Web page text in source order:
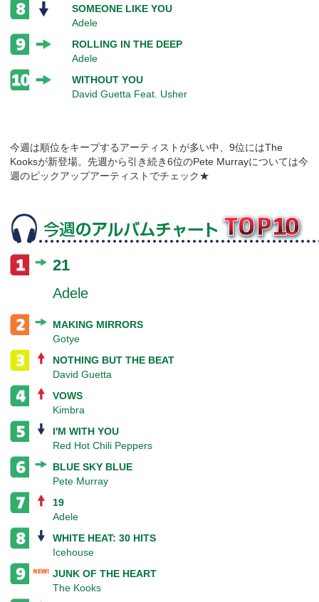
SOMEONE LIKE YOU
Adele
ROLLING IN THE DEEP
Adele
WITHOUT YOU
David Guetta Feat. Usher
今週は順位をキープするアーティストが多い中、9位にはThe
Kooksが新登場。先週から引き続き6位のPete Murrayについては今
週のピックアップアーティストでチェック★
21
Adele
MAKING MIRRORS
Gotye
NOTHING BUT THE BEAT
David Guetta
VOWS
Kimbra
I'M WITH YOU
Red Hot Chili Peppers
BLUE SKY BLUE
Pete Murray
19
Adele
WHITE HEAT: 30 HITS
Icehouse
JUNK OF THE HEART
The Kooks